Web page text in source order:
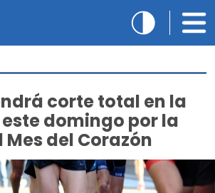
corte total en la
domingo por la
del Corazón